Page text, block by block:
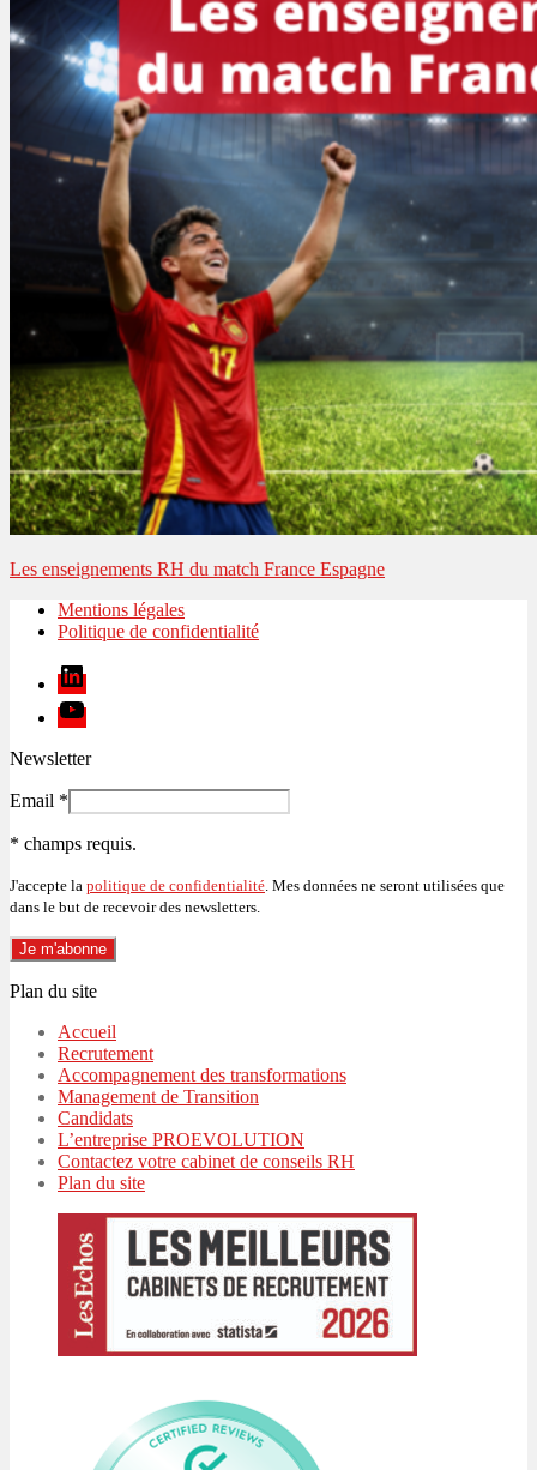
Les enseignements RH du match France Espagne
Mentions légales
Politique de confidentialité
Linkedin
Youtube
Newsletter
Email *
* champs requis.
J'accepte la politique de confidentialité . Mes données ne seront utilisées que
dans le but de recevoir des newsletters.
Plan du site
Accueil
Recrutement
Accompagnement des transformations
Management de Transition
Candidats
L’entreprise PROEVOLUTION
Contactez votre cabinet de conseils RH
Plan du site